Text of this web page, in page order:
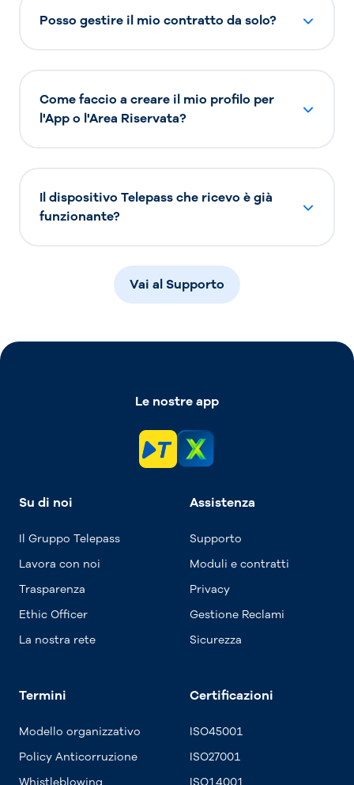
Posso gestire il mio contratto da solo?
Come faccio a creare il mio profilo per
l'App o l'Area Riservata?
Il dispositivo Telepass che ricevo è già
funzionante?
Vai al Supporto
Le nostre app
Su di noi
Il Gruppo Telepass
Lavora con noi
Trasparenza
Ethic Officer
La nostra rete
Assistenza
Supporto
Moduli e contratti
Privacy
Gestione Reclami
Sicurezza
Termini
Modello organizzativo
Policy Anticorruzione
Certificazioni
ISO45001
ISO27001